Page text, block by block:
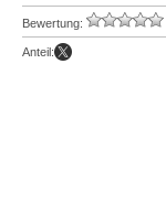
Bewertung:
Anteil: